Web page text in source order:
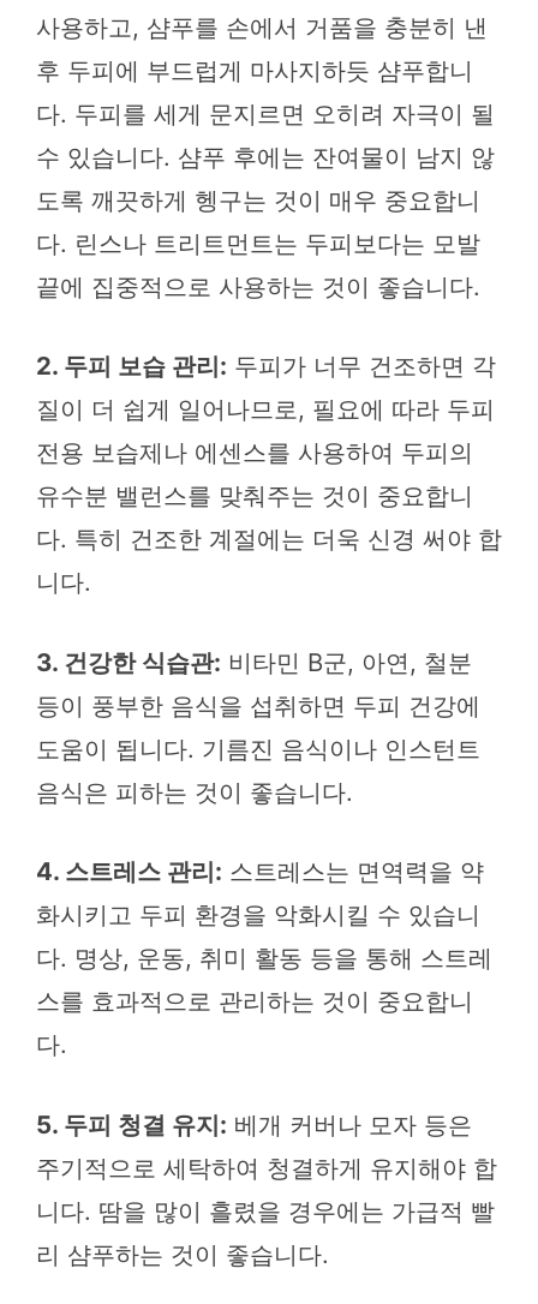
사용하고, 샴푸를 손에서 거품을 충분히 낸
후 두피에 부드럽게 마사지하듯 샴푸합니
다. 두피를 세게 문지르면 오히려 자극이 될
수 있습니다. 샴푸 후에는 잔여물이 남지 않
도록 깨끗하게 헹구는 것이 매우 중요합니
다. 린스나 트리트먼트는 두피보다는 모발
끝에 집중적으로 사용하는 것이 좋습니다.
2. 두피 보습 관리: 두피가 너무 건조하면 각
질이 더 쉽게 일어나므로, 필요에 따라 두피
전용 보습제나 에센스를 사용하여 두피의
유수분 밸런스를 맞춰주는 것이 중요합니
다. 특히 건조한 계절에는 더욱 신경 써야 합
니다.
3. 건강한 식습관: 비타민 B군, 아연, 철분
등이 풍부한 음식을 섭취하면 두피 건강에
도움이 됩니다. 기름진 음식이나 인스턴트
음식은 피하는 것이 좋습니다.
4. 스트레스 관리: 스트레스는 면역력을 약
화시키고 두피 환경을 악화시킬 수 있습니
다. 명상, 운동, 취미 활동 등을 통해 스트레
스를 효과적으로 관리하는 것이 중요합니
다.
5. 두피 청결 유지: 베개 커버나 모자 등은
주기적으로 세탁하여 청결하게 유지해야 합
니다. 땀을 많이 흘렸을 경우에는 가급적 빨
리 샴푸하는 것이 좋습니다.